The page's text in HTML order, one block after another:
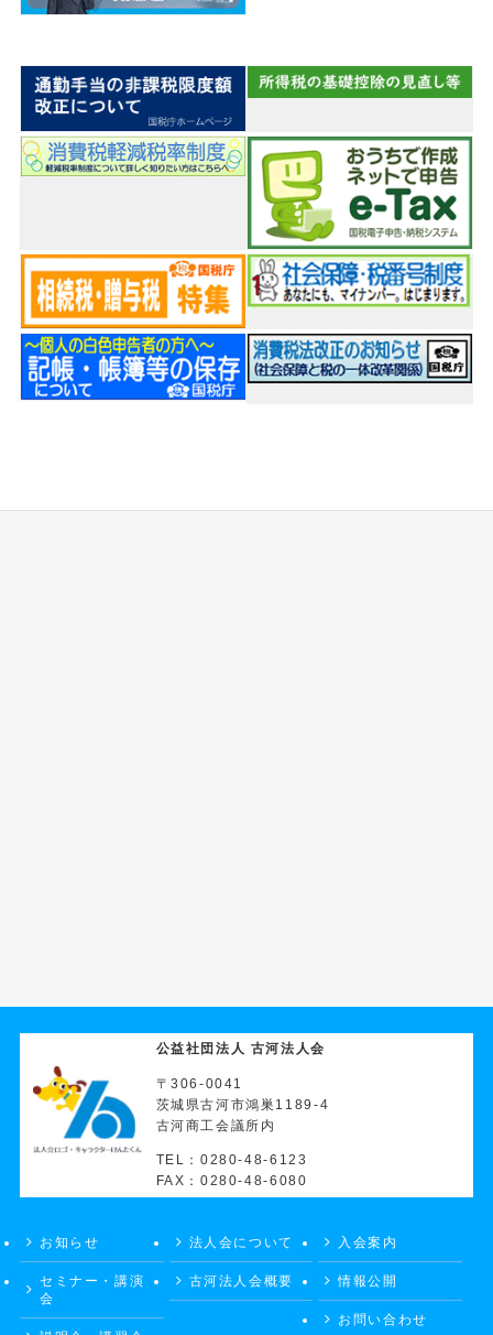
公益社団法人 古河法人会
〒306-0041
茨城県古河市鴻巣1189-4
古河商工会議所内
TEL：0280-48-6123
FAX：0280-48-6080
お知らせ
セミナー・講演
会
法人会について
古河法人会概要
入会案内
情報公開
お問い合わせ